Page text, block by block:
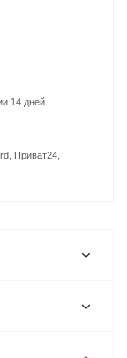
14 дней
Приват24,